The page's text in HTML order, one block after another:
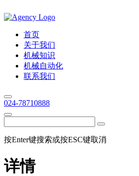
首页
关于我们
机械知识
机械自动化
联系我们
024-78710888
按Enter键搜索或按ESC键取消
详情